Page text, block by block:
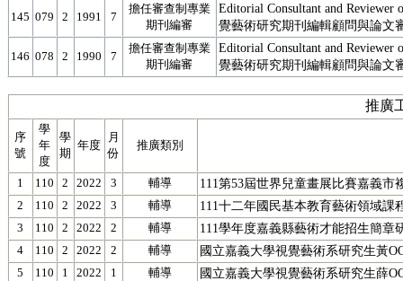
145 079 2 1991 7
擔任審查制專業
期刊編審
Editorial Consultant and Reviewer
覺藝術研究期刊編輯顧問與論文
146 078 2 1990 7
擔任審查制專業
期刊編審
Editorial Consultant and Reviewer
覺藝術研究期刊編輯顧問與論文
推廣
序
號
學
年
度
學
期
年度
月
份
推廣類別
1 110 2 2022 3 輔導 111第53屆世界兒童畫展比賽嘉義市
2 110 2 2022 3 輔導 111十二年國民基本教育藝術領域課
3 110 2 2022 2 輔導 111學年度嘉義縣藝術才能招生簡章
4 110 2 2022 2 輔導 國立嘉義大學視覺藝術系研究生黃
5 110 1 2022 1 輔導 國立嘉義大學視覺藝術系研究生薛